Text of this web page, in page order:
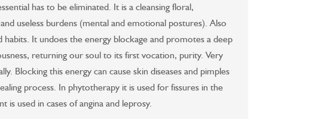
has to be eliminated. It is a cleansing floral,
useless burdens (mental and emotional postures). Also
It undoes the energy blockage and promotes a deep
returning our soul to its first vocation, purity. Very
Blocking this energy can cause skin diseases and pimples
process. In phytotherapy it is used for fissures in the
used in cases of angina and leprosy.